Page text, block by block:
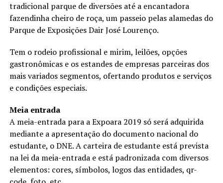
tradicional parque de diversões até a encantadora
fazendinha cheiro de roça, um passeio pelas alamedas do
Parque de Exposições Dair José Lourenço.
Tem o rodeio profissional e mirim, leilões, opções
gastronômicas e os estandes de empresas parceiras dos
mais variados segmentos, ofertando produtos e serviços
e condições especiais.
Meia entrada
A meia-entrada para a Expoara 2019 só será adquirida
mediante a apresentação do documento nacional do
estudante, o DNE. A carteira de estudante está prevista
na lei da meia-entrada e está padronizada com diversos
elementos: cores, símbolos, logos das entidades, qr-